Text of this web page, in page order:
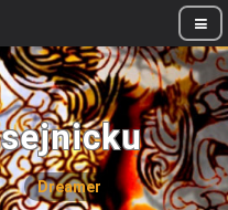
sejnicku
Dreamer